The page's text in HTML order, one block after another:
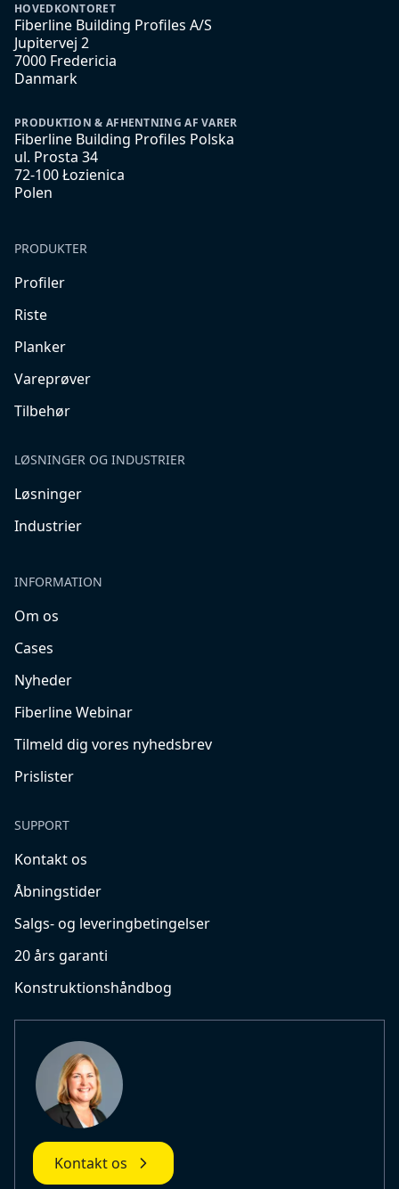
HOVEDKONTORET
Fiberline Building Profiles A/S
Jupitervej 2
7000 Fredericia
Danmark
PRODUKTION & AFHENTNING AF VARER
Fiberline Building Profiles Polska
ul. Prosta 34
72-100 Łozienica
Polen
PRODUKTER
Profiler
Riste
Planker
Vareprøver
Tilbehør
LØSNINGER OG INDUSTRIER
Løsninger
Industrier
INFORMATION
Om os
Cases
Nyheder
Fiberline Webinar
Tilmeld dig vores nyhedsbrev
Prislister
SUPPORT
Kontakt os
Åbningstider
Salgs- og leveringbetingelser
20 års garanti
Konstruktionshåndbog
Kontakt os